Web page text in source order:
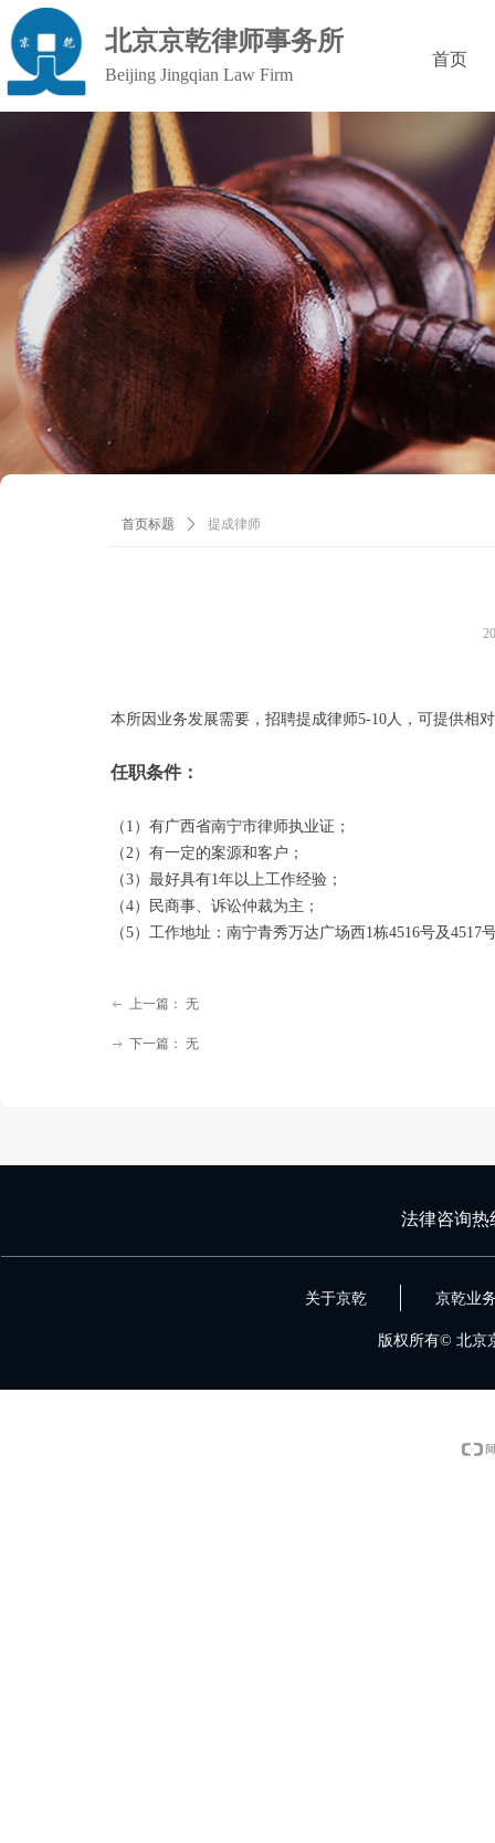
北京京乾律师事务所
Beijing Jingqian Law Firm
首页
首页标题 ꄲ 提成律师
本所因业务发展需要，招聘提成律师5-10人，可提供相
任职条件：
（1）有广西省南宁市律师执业证 ；
（2）有一定的案源和客户 ；
（3）最好具有1年以上工作经验 ；
（4）民商事、诉讼仲裁为主 ；
（5）工作地址：南宁青秀万达广场西1栋4516号及4517
ꂃ 上一篇： 无
ꁹ 下一篇： 无
法律咨询热
版权所有© 北京
关于京乾 京乾业